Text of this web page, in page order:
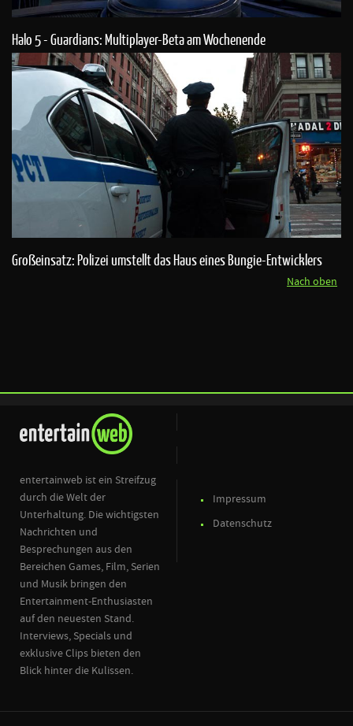
Halo 5 - Guardians: Multiplayer-Beta am Wochenende
Großeinsatz: Polizei umstellt das Haus eines Bungie-Entwicklers
Nach oben
entertainweb ist ein Streifzug
durch die Welt der
Unterhaltung. Die wichtigsten
Nachrichten und
Besprechungen aus den
Bereichen Games, Film, Serien
und Musik bringen den
Entertainment-Enthusiasten
auf den neuesten Stand.
Interviews, Specials und
exklusive Clips bieten den
Blick hinter die Kulissen.
Impressum
Datenschutz